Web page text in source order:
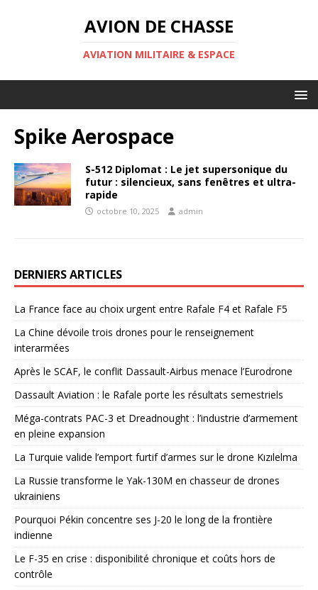
AVION DE CHASSE
AVIATION MILITAIRE & ESPACE
Spike Aerospace
S-512 Diplomat : Le jet supersonique du
futur : silencieux, sans fenêtres et ultra-
rapide
octobre 10, 2025 admin
DERNIERS ARTICLES
La France face au choix urgent entre Rafale F4 et Rafale F5
La Chine dévoile trois drones pour le renseignement
interarmées
Après le SCAF, le conflit Dassault-Airbus menace l’Eurodrone
Dassault Aviation : le Rafale porte les résultats semestriels
Méga-contrats PAC-3 et Dreadnought : l’industrie d’armement
en pleine expansion
La Turquie valide l’emport furtif d’armes sur le drone Kızılelma
La Russie transforme le Yak-130M en chasseur de drones
ukrainiens
Pourquoi Pékin concentre ses J-20 le long de la frontière
indienne
Le F-35 en crise : disponibilité chronique et coûts hors de
contrôle